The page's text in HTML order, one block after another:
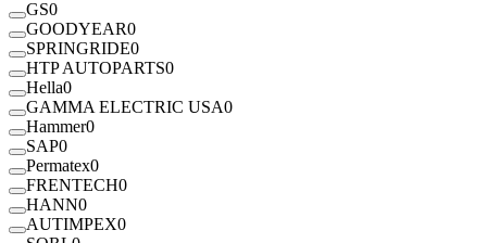
GS0
GOODYEAR0
SPRINGRIDE0
HTP AUTOPARTS0
Hella0
GAMMA ELECTRIC USA0
Hammer0
SAP0
Permatex0
FRENTECH0
HANN0
AUTIMPEX0